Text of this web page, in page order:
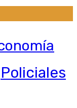
Policiales